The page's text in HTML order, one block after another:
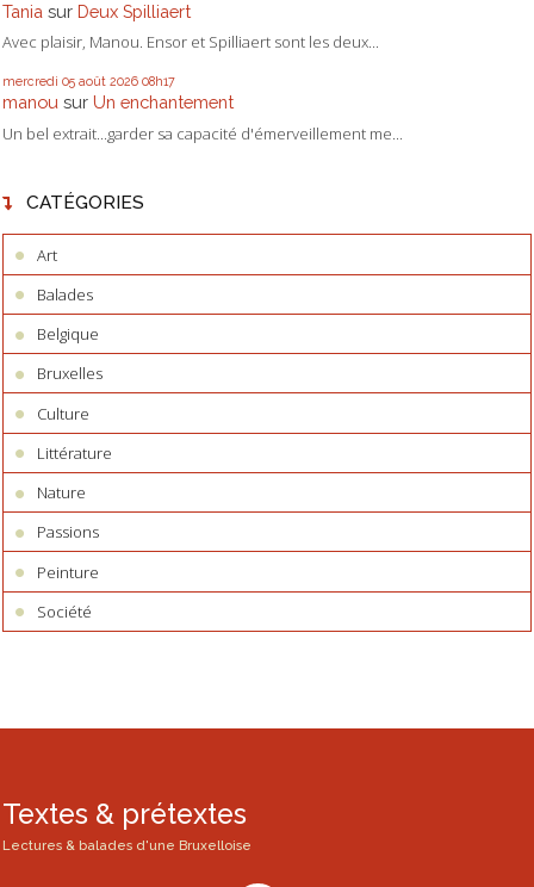
Tania sur Deux Spilliaert
Avec plaisir, Manou. Ensor et Spilliaert sont les deux...
mercredi 05 août 2026 08h17
manou sur Un enchantement
Un bel extrait...garder sa capacité d'émerveillement me...
CATÉGORIES
Art
Balades
Belgique
Bruxelles
Culture
Littérature
Nature
Passions
Peinture
Société
Textes & prétextes
Lectures & balades d'une Bruxelloise